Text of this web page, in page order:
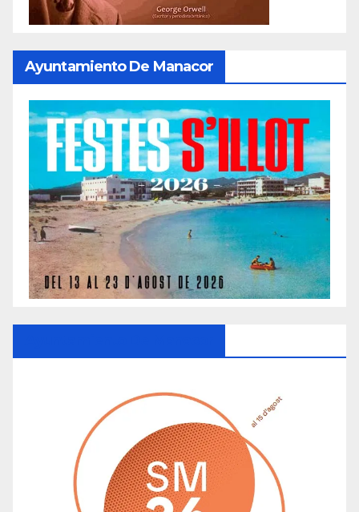
Ayuntamiento De Manacor